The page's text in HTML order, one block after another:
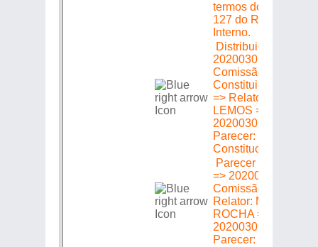
termos do § 4º do
127 do Regimento
Interno.
Distribuição =>
20200302178 =>
Comissão de
Constituição e
=> Relator: MAX
LEMOS =>
20200302178 =>
Parecer: Pela
Constitucionalidade
Parecer em
=> 20200302178 =>
Comissão de Saúde
Relator: MARTHA
ROCHA =>
20200302178 =>
Parecer: Favorável